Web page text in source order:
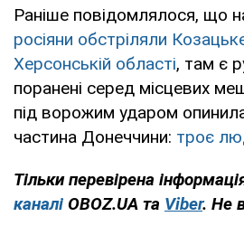
Раніше повідомлялося, що
росіяни обстріляли
Херсонській області, там є
поранені серед місцевих
під ворожим ударом
частина Донеччини: троє
Тільки перевірена
каналі OBOZ.UA та Viber. Не